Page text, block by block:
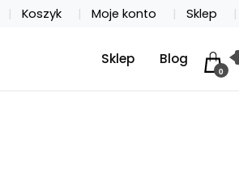
Koszyk Moje konto Sklep
Sklep Blog
0